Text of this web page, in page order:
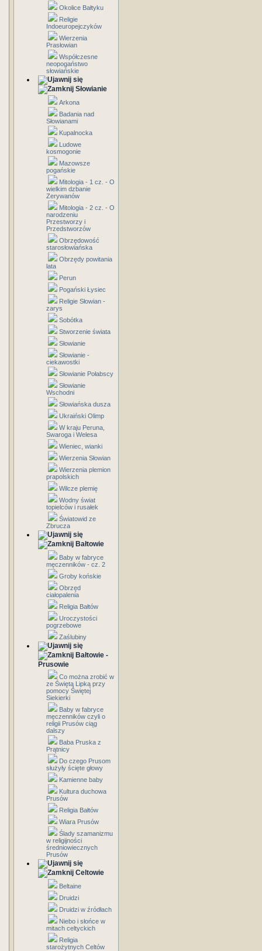
Okolice Bałtyku
Religie
Indoeuropejczyków
Wierzenia
Prasłowian
Współczesne
neopogaństwo
słowiańskie
Słowianie
Arkona
Badania nad
Słowianami
Kupalnocka
Ludowe
kosmogonie
Mazowsze
pogańskie
Mitologia - 1 cz. - O
wielkim dzbanie
Zerywanów
Mitologia - 2 cz. - O
narodzeniu
Przestworzy i
Przedstworzów
Obrzędowość
starosłowiańska
Obrzędy powitania
lata
Perun
Pogański Łysiec
Religie Słowian -
zarys
Sobótka
Stworzenie świata
Słowianie
Słowianie -
ciekawostki
Słowianie Połabscy
Słowianie
Wschodni
Słowiańska dusza
Ukraiński Olimp
W kraju Peruna,
Swaroga i Welesa
Wieniec, wianki
Wierzenia Słowian
Wierzenia plemion
prapolskich
Wilcze plemię
Wodny świat
topielców i rusałek
Światowid ze
Zbrucza
Bałtowie
Baby w fabryce
męczenników - cz. 2
Groby końskie
Obrzęd
ciałopalenia
Religia Bałtów
Uroczystości
pogrzebowe
Zaślubiny
Bałtowie -
Prusowie
Co można zrobić w
ze Świętą Lipką przy
pomocy Świętej
Siekierki
Baby w fabryce
męczenników czyli o
religii Prusów ciąg
dalszy
Baba Pruska z
Prątnicy
Do czego Prusom
służyły ścięte głowy
Kamienne baby
Kultura duchowa
Prusów
Religia Bałtów
Wiara Prusów
Ślady szamanizmu
w religijności
średniowiecznych
Prusów
Celtowie
Beltaine
Druidzi
Druidzi w źródłach
Niebo i słońce w
mitach celtyckich
Religia
starożytnych Celtów